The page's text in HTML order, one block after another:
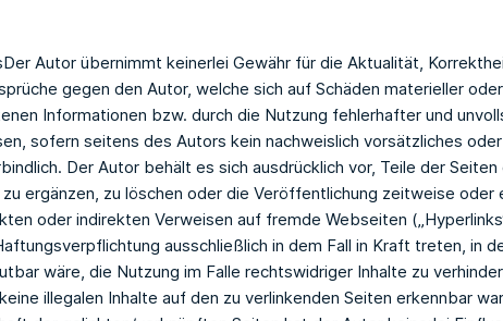
Autor übernimmt keinerlei Gewähr für die Aktualität,
gegen den Autor, welche sich auf Schäden materieller
Informationen bzw. durch die Nutzung fehlerhafter und
sofern seitens des Autors kein nachweislich vorsätzliches
Der Autor behält es sich ausdrücklich vor, Teile der
ergänzen, zu löschen oder die Veröffentlichung zeitweise oder
oder indirekten Verweisen auf fremde Webseiten
ausschließlich in dem Fall in Kraft treten, in
wäre, die Nutzung im Falle rechtswidriger Inhalte zu
illegalen Inhalte auf den zu verlinkenden Seiten erkennbar